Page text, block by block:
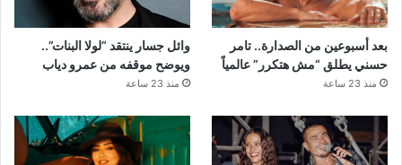
بعد أسبوعين من الصدارة.. تامر
حسني يطلق “مش هتكرر” عالمياً
منذ 23 ساعة
وائل جسار ينتقد “لولا البنات”..
ويوضح موقفه من عمرو دياب
منذ 23 ساعة